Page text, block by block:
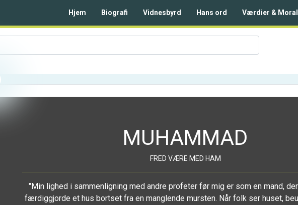
Hjem Biografi Vidnesbyrd Hans ord Værdier & Moral
MUHAMMAD
FRED VÆRE MED HAM
"Min lighed i sammenligning med andre profeter før mig er som en mand,
færdiggjorde et hus bortset fra en manglende mursten. Når folk ser huset,